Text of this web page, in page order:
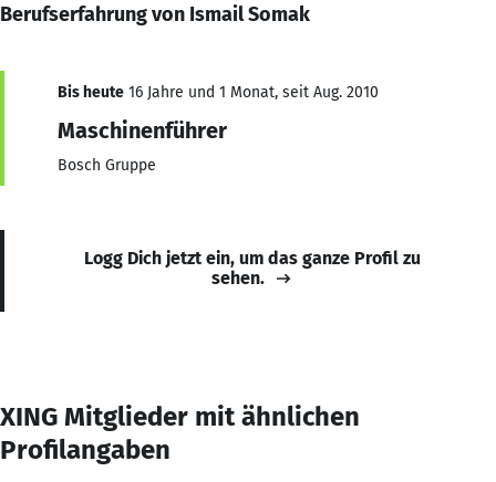
Berufserfahrung von Ismail Somak
Bis heute 16 Jahre und 1 Monat, seit Aug. 2010
Maschinenführer
Bosch Gruppe
Logg Dich jetzt ein, um das ganze Profil zu
sehen.
XING Mitglieder mit ähnlichen
Profilangaben